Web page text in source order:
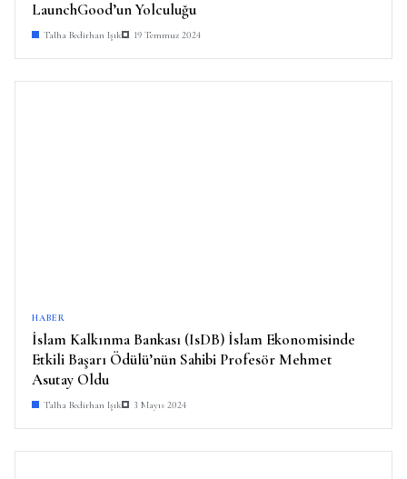
LaunchGood’un Yolculuğu
Talha Bedirhan Işık 19 Temmuz 2024
HABER
İslam Kalkınma Bankası (IsDB) İslam Ekonomisinde
Etkili Başarı Ödülü’nün Sahibi Profesör Mehmet
Asutay Oldu
Talha Bedirhan Işık 3 Mayıs 2024